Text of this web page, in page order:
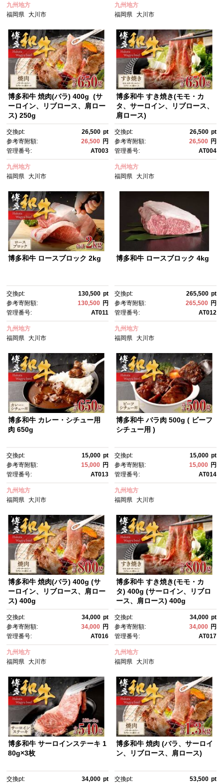
九州地方
福岡県
大川市
九州地方
福岡県 大川市
博多和牛 焼肉(バラ) 400g (サ
ーロイン、リブロース、肩ロー
ス) 250g
交換pt: 26,500 pt
参考寄附額:
26,500 円
管理番号:
AT003
九州地方
福岡県
大川市
博多和牛 すき焼き(モモ・カ
タ、サーロイン、リブロース、
肩ロース)
交換pt: 26,500 pt
参考寄附額:
26,500 円
管理番号:
AT004
九州地方
福岡県 大川市
博多和牛 ロースブロック 2kg
交換pt: 130,500 pt
参考寄附額:
130,500 円
管理番号:
AT011
九州地方
福岡県
大川市
博多和牛 ロースブロック 4kg
交換pt: 265,500 pt
参考寄附額:
265,500 円
管理番号:
AT012
九州地方
福岡県 大川市
博多和牛 カレー・シチュー用
肉 650g
交換pt: 15,000 pt
参考寄附額:
15,000 円
管理番号:
AT013
九州地方
福岡県
大川市
博多和牛 バラ肉 500g ( ビーフ
シチュー用 )
交換pt: 15,000 pt
参考寄附額:
15,000 円
管理番号:
AT014
九州地方
福岡県 大川市
博多和牛 焼肉(バラ) 400g (サ
ーロイン、リブロース、肩ロー
ス) 400g
交換pt: 34,000 pt
参考寄附額:
34,000 円
管理番号:
AT016
九州地方
福岡県
大川市
博多和牛 すき焼き(モモ・カ
タ) 400g (サーロイン、リブロ
ース、肩ロース) 400g
交換pt: 34,000 pt
参考寄附額:
34,000 円
管理番号:
AT017
九州地方
福岡県 大川市
博多和牛 サーロインステーキ 1
80g×3枚
交換pt: 34,000 pt
博多和牛 焼肉 (バラ、サーロイ
ン、リブロース、肩ロース)
交換pt: 53,500 pt